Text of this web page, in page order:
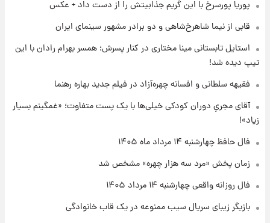
۱۸ ساعت پیش
مدرسه میناب؛ «باید سیلی محکمی به صورت
۱۹ ساعت پیش
۱۴۰۵/کاهش قیمت طلا و سکه
پوریا پورسرخ با این گریم جذابیتش را از دست داد + عکس
قابی از نیما شاهرخ‌شاهی و دو برادر مشهور سینمای ایران
استایل تابستانی مینا مختاری در کنار پسرش؛ همسر بهرام رادان با این
تیپ دیده شد!
فقیهه سلطانی و افسانه چهره‌آزاد در فیلم جدید بهاره رهنما
آقای مجریِ دوران کودکی خیلی‌ها با یک پست متفاوت؛ «غمگینم بسیار
زیاد»!
فال حافظ چهارشنبه ۱۴ مرداد ماه ۱۴۰۵
زمان پخش «مرد سه هزار چهره» مشخص شد
فال روزانه واقعی چهارشنبه ۱۴ مرداد ۱۴۰۵
بازیگر زیبای سریال سیب ممنوعه در یک قاب خانوادگی